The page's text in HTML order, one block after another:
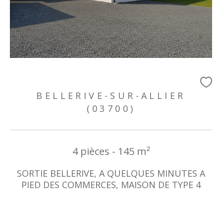
BELLERIVE-SUR-ALLIER
(03700)
4 pièces - 145 m²
SORTIE BELLERIVE, A QUELQUES MINUTES A
PIED DES COMMERCES, MAISON DE TYPE 4